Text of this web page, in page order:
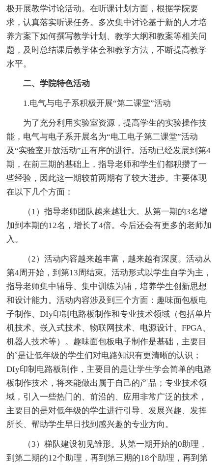
极开展教学讨论活动。在听课计划方面，根据学院要
求，认真落实听课任务。多次集中讨论基于新的人才培
养方案下如何撰写教学计划、教学大纲和教案等相关问
题，及时总结课后教学体会和教学方法，不断提高教学
水平。
二、学院特色活动
1.电气与电子系积极开展“第二课堂”活动
为了充分利用实验室资源，提高学生的实验操作技
能，电气与电子系开展名为“电工电子第二课堂”活动
及“实验室开放活动”正有序的进行。活动已经发展到第4
期，在前三期的基础上，指导老师和学生们都积攒了一
些经验，因此这一期较前两期有了较大进步。主要体现
在以下几个方面：
（1）指导老师团队越来越壮大。从第一期的3名增
加到本期的12名，增长了4倍。今后还会有更多的老师加
入。
（2）活动内容越来越丰富，越来越有深度。活动从
第4周开始，到第13周结束。活动形式以学生自学为主，
指导老师集中辅导、集中训练为辅，培养学生创新思想
和设计能力。活动内容涉及到三个方面：趣味面包板电
子制作、DIy印制电路板制作和专业技术领域（包括单片
机技术、嵌入式技术、物联网技术、电源设计、FPGA、
机器人技术等）。趣味面包板电子制作是基础，主要目
的`是让低年级的学生们对电路知识有更清晰的认识；
DIy印制电路板制作，主要目的是让学生学会简单的电路
板制作技术，将来能做出属于自己的产品；专业技术领
域，引入一些热门的、前沿的、应用非常广泛的技术，
主要目的是对低年级的学生进行引导、发展兴趣、发挥
所长、帮助学生早日找到感兴趣的专业方向。
（3）梯队建设初见雏形。从第一期开始的0助理，
到第二期的12个助理，再到第三期的18个助理，再到第